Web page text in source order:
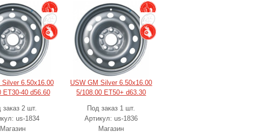
Silver 6.50x16.00
ET30-40 d56.60
заказ 2 шт.
us-1834
Магазин
USW GM Silver 6.50x16.00
5/108.00 ET50+ d63.30
Под заказ 1 шт.
Артикул: us-1836
Магазин